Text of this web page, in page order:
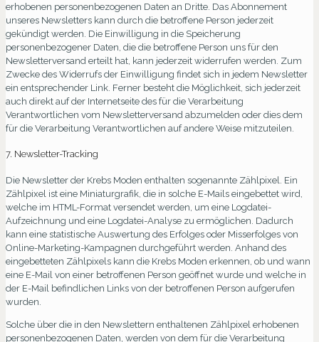
erhobenen personenbezogenen Daten an Dritte. Das Abonnement
unseres Newsletters kann durch die betroffene Person jederzeit
gekündigt werden. Die Einwilligung in die Speicherung
personenbezogener Daten, die die betroffene Person uns für den
Newsletterversand erteilt hat, kann jederzeit widerrufen werden. Zum
Zwecke des Widerrufs der Einwilligung findet sich in jedem Newsletter
ein entsprechender Link. Ferner besteht die Möglichkeit, sich jederzeit
auch direkt auf der Internetseite des für die Verarbeitung
Verantwortlichen vom Newsletterversand abzumelden oder dies dem
für die Verarbeitung Verantwortlichen auf andere Weise mitzuteilen.
7. Newsletter-Tracking
Die Newsletter der Krebs Moden enthalten sogenannte Zählpixel. Ein
Zählpixel ist eine Miniaturgrafik, die in solche E-Mails eingebettet wird,
welche im HTML-Format versendet werden, um eine Logdatei-
Aufzeichnung und eine Logdatei-Analyse zu ermöglichen. Dadurch
kann eine statistische Auswertung des Erfolges oder Misserfolges von
Online-Marketing-Kampagnen durchgeführt werden. Anhand des
eingebetteten Zählpixels kann die Krebs Moden erkennen, ob und wann
eine E-Mail von einer betroffenen Person geöffnet wurde und welche in
der E-Mail befindlichen Links von der betroffenen Person aufgerufen
wurden.
Solche über die in den Newslettern enthaltenen Zählpixel erhobenen
personenbezogenen Daten, werden von dem für die Verarbeitung